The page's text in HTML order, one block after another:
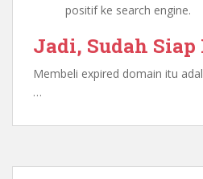
positif ke search engine.
Jadi, Sudah Siap
Membeli expired domain itu
…